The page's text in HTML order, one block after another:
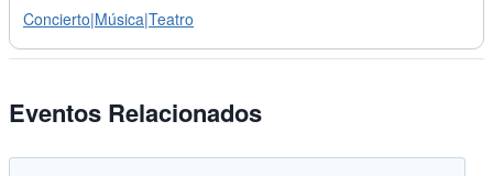
Concierto|Música|Teatro
Eventos Relacionados